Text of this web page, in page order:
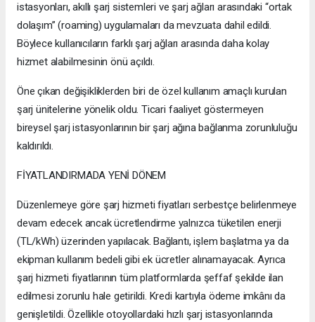
istasyonları, akıllı şarj sistemleri ve şarj ağları arasındaki “ortak
dolaşım” (roaming) uygulamaları da mevzuata dahil edildi.
Böylece kullanıcıların farklı şarj ağları arasında daha kolay
hizmet alabilmesinin önü açıldı.
Öne çıkan değişikliklerden biri de özel kullanım amaçlı kurulan
şarj ünitelerine yönelik oldu. Ticari faaliyet göstermeyen
bireysel şarj istasyonlarının bir şarj ağına bağlanma zorunluluğu
kaldırıldı.
FİYATLANDIRMADA YENİ DÖNEM
Düzenlemeye göre şarj hizmeti fiyatları serbestçe belirlenmeye
devam edecek ancak ücretlendirme yalnızca tüketilen enerji
(TL/kWh) üzerinden yapılacak. Bağlantı, işlem başlatma ya da
ekipman kullanım bedeli gibi ek ücretler alınamayacak. Ayrıca
şarj hizmeti fiyatlarının tüm platformlarda şeffaf şekilde ilan
edilmesi zorunlu hale getirildi. Kredi kartıyla ödeme imkânı da
genişletildi. Özellikle otoyollardaki hızlı şarj istasyonlarında